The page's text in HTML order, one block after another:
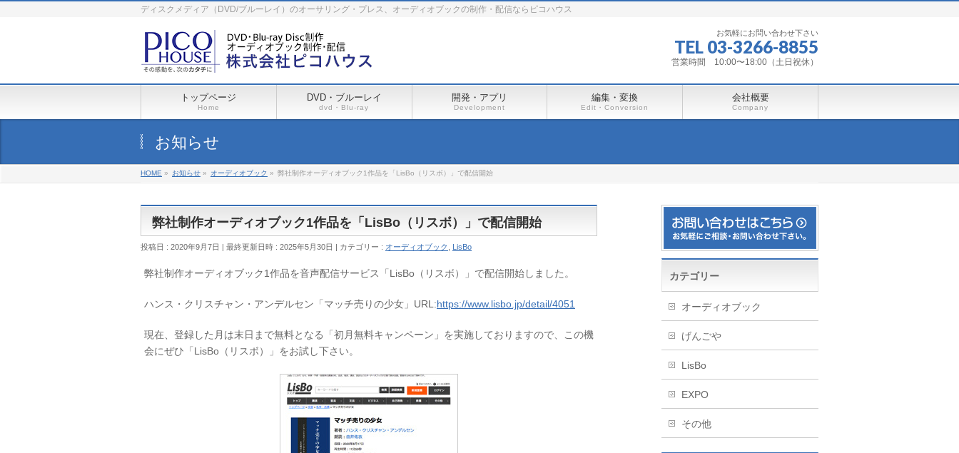
ディスクメディア（DVD/ブルーレイ）のオーサリング・プレス、オーディオブックの制作・配信ならピコハウス
お気軽にお問い合わせ下さい
TEL 03-3266-8855
営業時間 10:00〜18:00（土日祝休）
トップページ
Home
DVD・ブルーレイ
dvd・Blu-ray
開発・アプリ
Development
編集・変換
Edit・Conversion
会社概要
Company
お知らせ
HOME » お知らせ » オーディオブック » 弊社制作オーディオブック1作品を「LisBo（リスボ）」で配信開始
弊社制作オーディオブック1作品を「LisBo（リスボ）」で配信開始
投稿日 : 2020年9月7日 最終更新日時 : 2025年5月30日 カテゴリー : オーディオブック LisBo
弊社制作オーディオブック1作品を音声配信サービス「LisBo（リスボ）」で配信開始しました。
ハンス・クリスチャン・アンデルセン「マッチ売りの少女」URL:https://www.lisbo.jp/detail/4051
現在、登録した月は末日まで無料となる「初月無料キャンペーン」を実施しておりますので、この機
会にぜひ「LisBo（リスボ）」をお試し下さい。
カテゴリー
オーディオブック
げんごや
LisBo
EXPO
その他